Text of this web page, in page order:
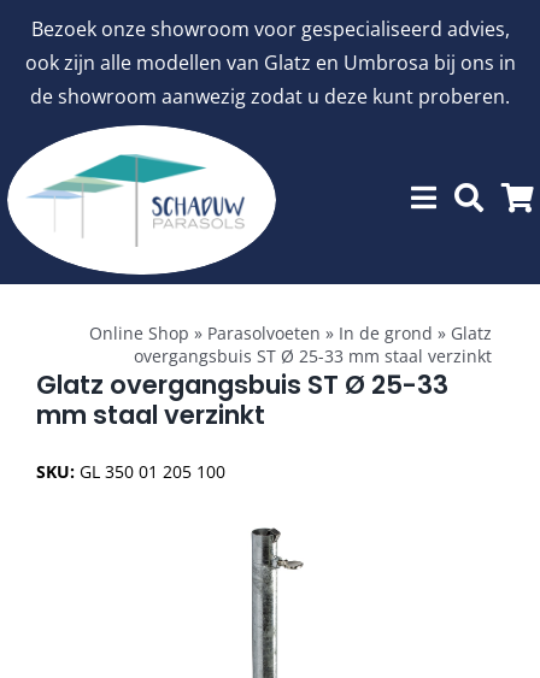
Bezoek onze showroom voor gespecialiseerd advies,
ook zijn alle modellen van Glatz en Umbrosa bij ons in
de showroom aanwezig zodat u deze kunt proberen.
inhoud
Toggle
aanbiedingen
Online Shop » Parasolvoeten » In de grond » Glatz
overgangsbuis ST Ø 25-33 mm staal verzinkt
Glatz overgangsbuis ST Ø 25-33
mm staal verzinkt
SKU: GL 350 01 205 100